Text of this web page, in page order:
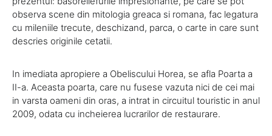
observa scene din mitologia greaca si romana, fac legatura
cu mileniile trecute, deschizand, parca, o carte in care sunt
descries originile cetatii.
In imediata apropiere a Obeliscului Horea, se afla Poarta a
II-a. Aceasta poarta, care nu fusese vazuta nici de cei mai
in varsta oameni din oras, a intrat in circuitul touristic in anul
2009, odata cu incheierea lucrarilor de restaurare.